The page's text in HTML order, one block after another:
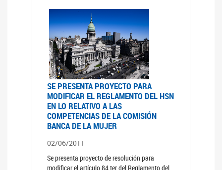
SE PRESENTA PROYECTO PARA
MODIFICAR EL REGLAMENTO DEL HSN
EN LO RELATIVO A LAS
COMPETENCIAS DE LA COMISIÓN
BANCA DE LA MUJER
02/06/2011
Se presenta proyecto de resolución para
modificar el artículo 84 ter del Reglamento del